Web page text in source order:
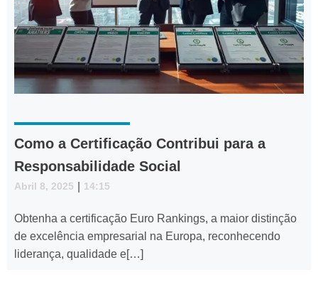
Como a Certificação Contribui para a
Responsabilidade Social
Abril 8, 2025 14:15
Obtenha a certificação Euro Rankings, a maior distinção
de excelência empresarial na Europa, reconhecendo
liderança, qualidade e[…]